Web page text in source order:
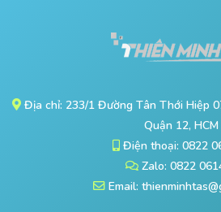
Địa chỉ: 233/1 Đường Tân Thới Hiệp
Quận 12, HCM
Điện thoại: 0822
Zalo: 0822
Email: